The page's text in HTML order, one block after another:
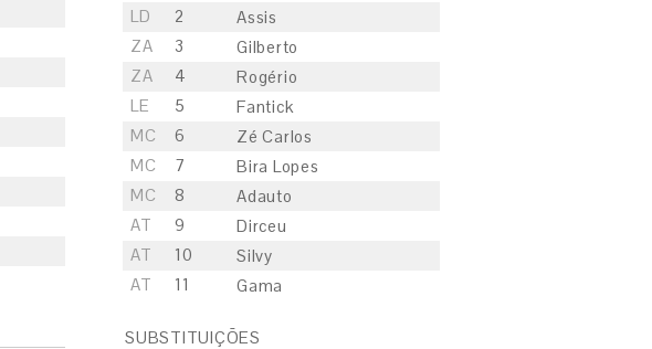
LD
2
Assis
ZA
3
Gilberto
ZA
4
Rogério
LE
5
Fantick
MC
6
Zé Carlos
MC
7
Bira Lopes
MC
8
Adauto
AT
9
Dirceu
AT
10
Silvy
AT
11 Gama
SUBSTITUIÇÕES